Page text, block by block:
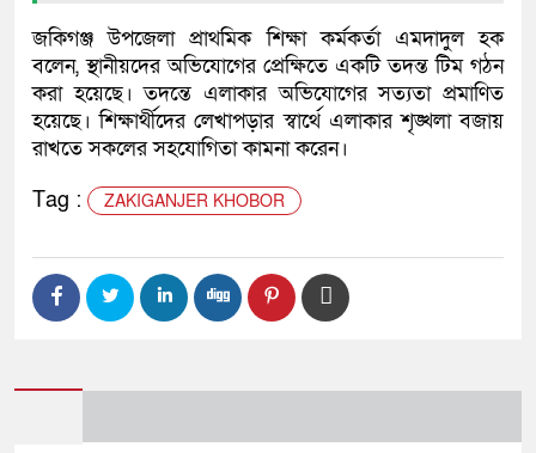
জকিগঞ্জ উপজেলা প্রাথমিক শিক্ষা কর্মকর্তা এমদাদুল হক
বলেন, স্থানীয়দের অভিযোগের প্রেক্ষিতে একটি তদন্ত টিম গঠন
করা হয়েছে। তদন্তে এলাকার অভিযোগের সত্যতা প্রমাণিত
হয়েছে। শিক্ষার্থীদের লেখাপড়ার স্বার্থে এলাকার শৃঙ্খলা বজায়
রাখতে সকলের সহযোগিতা কামনা করেন।
Tag :
ZAKIGANJER KHOBOR